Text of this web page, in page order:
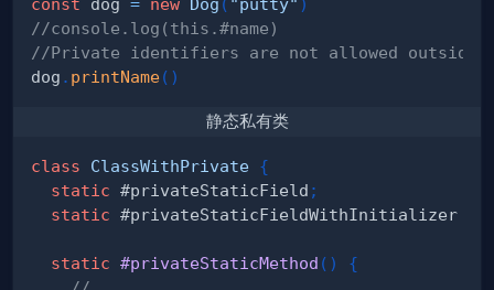
const dog = new Dog ( "putty" )
//console.log(this.#name)
//Private identifiers are not allowed outside
dog . printName( )
静态私有类
class ClassWithPrivate {
static #privateStaticField ;
static #privateStaticFieldWithInitializer
static #privateStaticMethod ( )
{